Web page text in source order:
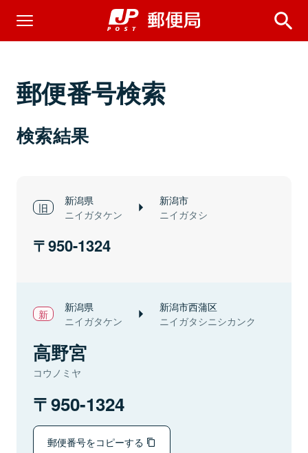
郵便番号検索
検索結果
新潟県
ニイガタケン
新潟市
ニイガタシ
950-1324
新潟県
ニイガタケン
新潟市西蒲区
ニイガタシニシカンク
高野宮
コウノミヤ
950-1324
郵便番号をコピーする